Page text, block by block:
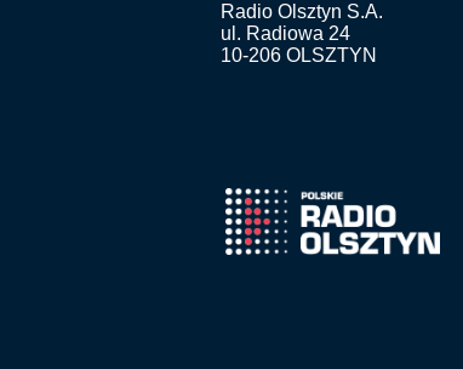
Radio Olsztyn S.A.
ul. Radiowa 24
10-206 OLSZTYN